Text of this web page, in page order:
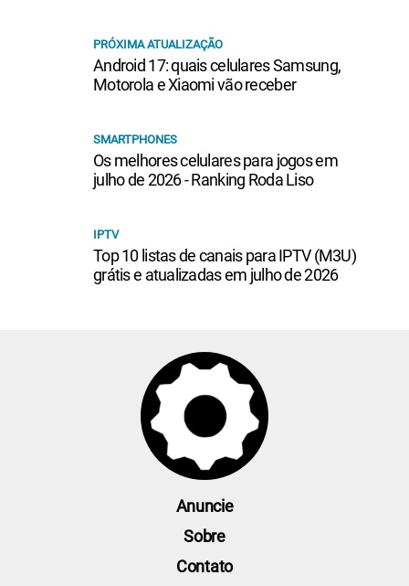
PRÓXIMA ATUALIZAÇÃO
Android 17: quais celulares Samsung,
Motorola e Xiaomi vão receber
SMARTPHONES
Os melhores celulares para jogos em
julho de 2026 - Ranking Roda Liso
IPTV
Top 10 listas de canais para IPTV (M3U)
grátis e atualizadas em julho de 2026
Anuncie
Sobre
Contato